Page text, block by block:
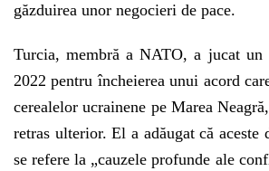
găzduirea unor negocieri de pace.
Turcia, membră a NATO, a jucat
2022 pentru încheierea unui acord
cerealelor ucrainene pe Marea
retras ulterior. El a adăugat că aceste
se refere la „cauzele profunde ale